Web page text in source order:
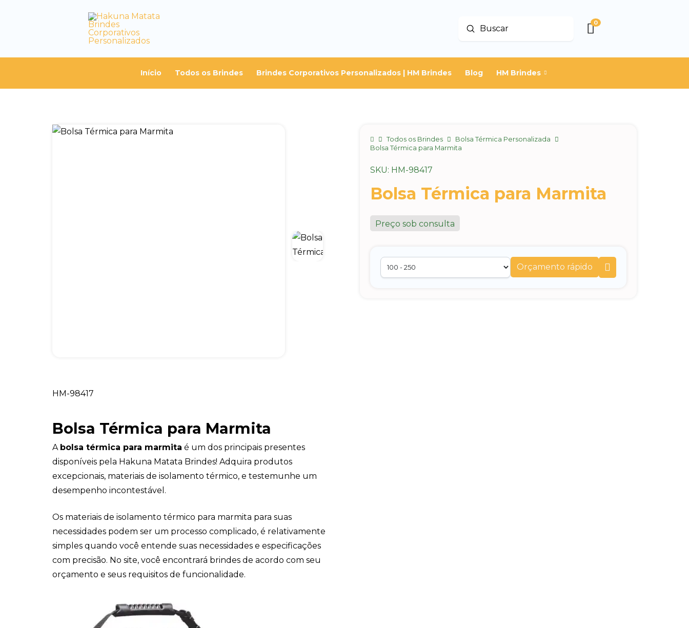
Buscar
Enviar
0
Início Todos os Brindes Brindes Corporativos Personalizados | HM Brindes Blog HM Brindes
HomeTodos os Brindes
Bolsa Térmica Personalizada
Bolsa Térmica para Marmita
SKU: HM-98417
Bolsa Térmica para Marmita
Preço sob consulta
Orçamento rápido
HM-98417
Bolsa Térmica para Marmita
A bolsa térmica para marmita é um dos principais presentes
disponíveis pela Hakuna Matata Brindes! Adquira produtos
excepcionais, materiais de isolamento térmico, e testemunhe um
desempenho incontestável.
Os materiais de isolamento térmico para marmita para suas
necessidades podem ser um processo complicado, é relativamente
simples quando você entende suas necessidades e especificações
com precisão. No site, você encontrará brindes de acordo com seu
orçamento e seus requisitos de funcionalidade.